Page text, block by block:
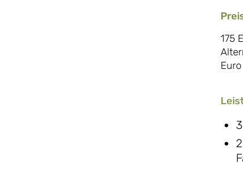
175
Euro